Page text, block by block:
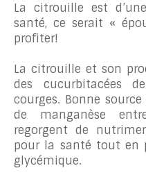
La citrouille est
santé, ce serait «
profiter!
La citrouille et son
des cucurbitacées
courges. Bonne
de manganèse
regorgent de
pour la santé tout en
glycémique.